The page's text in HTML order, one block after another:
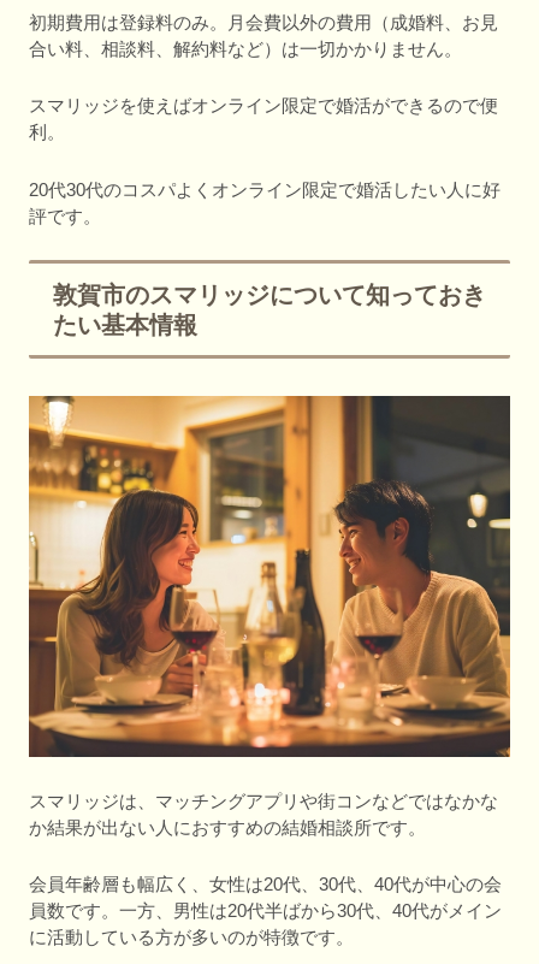
初期費用は登録料のみ。月会費以外の費用（成婚料、お見
合い料、相談料、解約料など）は一切かかりません。
スマリッジを使えばオンライン限定で婚活ができるので便
利。
20代30代のコスパよくオンライン限定で婚活したい人に好
評です。
敦賀市のスマリッジについて知っておき
たい基本情報
スマリッジは、マッチングアプリや街コンなどではなかな
か結果が出ない人におすすめの結婚相談所です。
会員年齢層も幅広く、女性は20代、30代、40代が中心の会
員数です。一方、男性は20代半ばから30代、40代がメイン
に活動している方が多いのが特徴です。